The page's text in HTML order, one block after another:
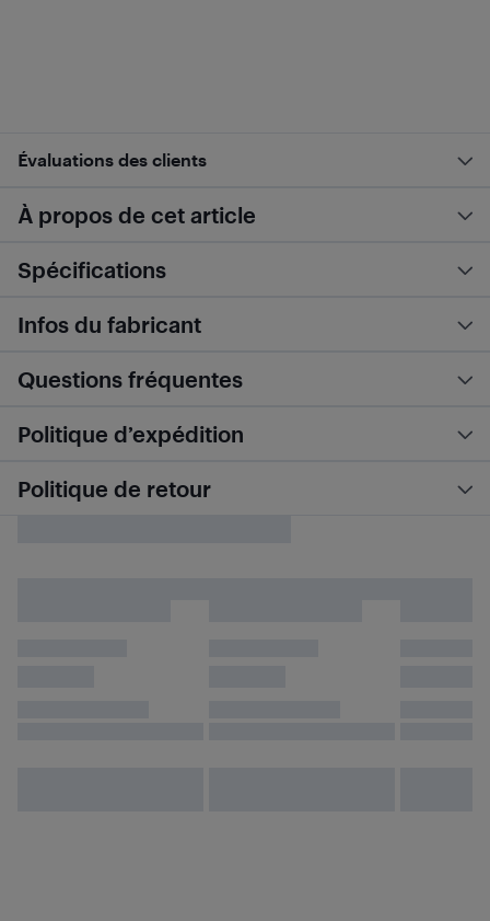
Évaluations des clients
À propos de cet article
Spécifications
Infos du fabricant
Questions fréquentes
Politique d’expédition
Politique de retour